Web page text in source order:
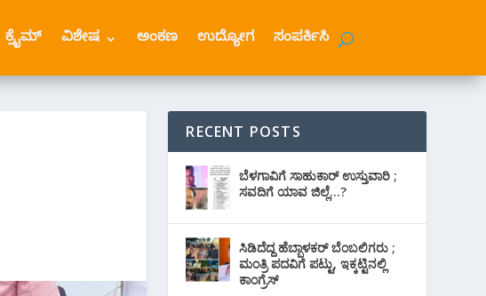
ಕ್ರೈಮ್ ವಿಶೇಷ ಅಂಕಣ ಉದ್ಯೋಗ ಸಂಪರ್ಕಿಸಿ
RECENT POSTS
ಬೆಳಗಾವಿಗೆ ಸಾಹುಕಾರ್ ಉಸ್ತುವಾರಿ ;
ಸವದಿಗೆ ಯಾವ ಜಿಲ್ಲೆ…?
ಸಿಡಿದೆದ್ದ ಹೆಬ್ಬಾಳಕರ್ ಬೆಂಬಲಿಗರು ;
ಮಂತ್ರಿ ಪದವಿಗೆ ‌ಪಟ್ಟು, ಇಕ್ಕಟ್ಟಿನಲ್ಲಿ
ಕಾಂಗ್ರೆಸ್